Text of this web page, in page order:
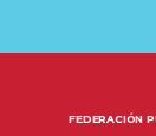
FEDERACIÓN